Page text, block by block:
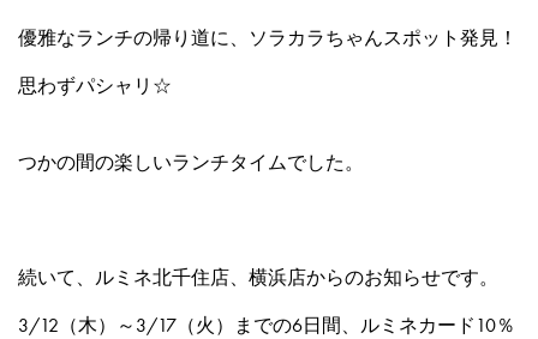
優雅なランチの帰り道に、ソラカラちゃんスポット発見！
思わずパシャリ☆
つかの間の楽しいランチタイムでした。
続いて、ルミネ北千住店、横浜店からのお知らせです。
3/12（木）～3/17（火）までの6日間、ルミネカード10％